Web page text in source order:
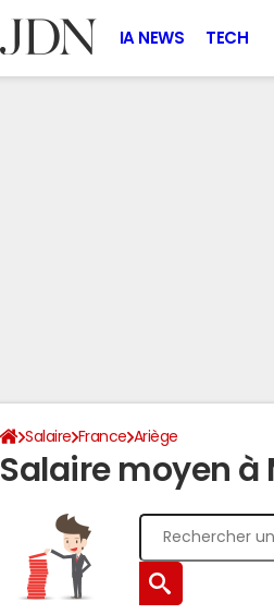
IA NEWS TECH
Salaire France Ariège
Salaire moyen